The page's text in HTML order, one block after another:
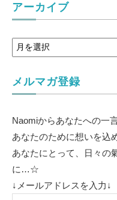
アーカイブ
メルマガ登録
Naomiからあなたへの一
あなたのために想いを込
あなたにとって、日々の
に…☆
↓メールアドレスを入力↓